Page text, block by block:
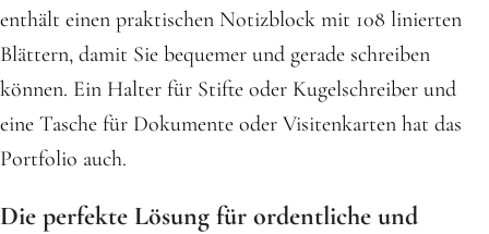
enthält einen praktischen Notizblock mit 108 linierten
Blättern, damit Sie bequemer und gerade schreiben
können. Ein Halter für Stifte oder Kugelschreiber und
eine Tasche für Dokumente oder Visitenkarten hat das
Portfolio auch.
Die perfekte Lösung für ordentliche und